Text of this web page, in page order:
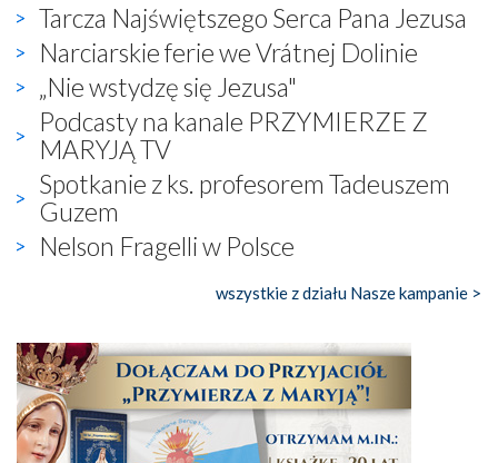
Tarcza Najświętszego Serca Pana Jezusa
Narciarskie ferie we Vrátnej Dolinie
„Nie wstydzę się Jezusa"
Podcasty na kanale PRZYMIERZE Z
MARYJĄ TV
Spotkanie z ks. profesorem Tadeuszem
Guzem
Nelson Fragelli w Polsce
wszystkie z działu Nasze kampanie >